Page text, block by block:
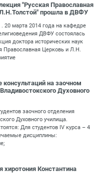
"Русская Православная
прошла в ДВФУ
. 20 марта 2014 года на кафедре
ДВФУ состоялась
доктора исторических наук
Православная Церковь и Л.Н.
консультаций на заочном
Духовного
заочного отделения
Духовного училища.
Для студентов IV курса – 4
дисциплины:
хиротония Константина